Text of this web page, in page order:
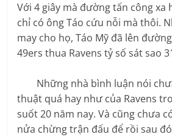
Với 4 giây mà đường tấn công xa
chỉ có ông Táo cứu nỗi mà thôi.
may cho họ, Táo Mỹ đã lên
49ers thua Ravens tỷ số sát sao
Những nhà bình luận nói
thuật quá hay như của Ravens
suốt 20 năm nay. Và cũng chưa
nửa chừng trận đấu để rồi sau